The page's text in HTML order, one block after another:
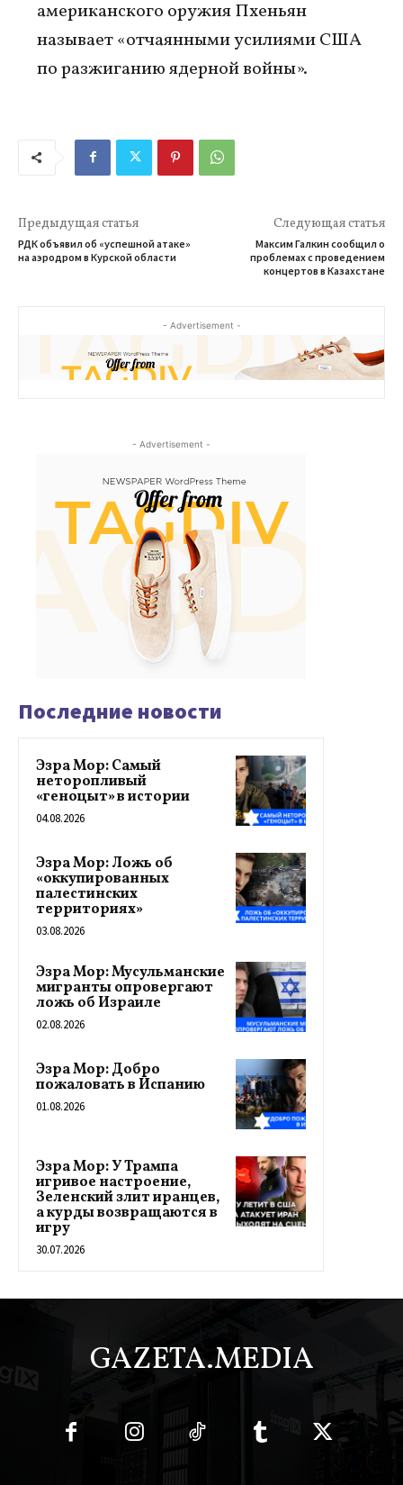
американского оружия Пхеньян
называет «отчаянными усилиями США
по разжиганию ядерной войны».
Предыдущая статья
РДК объявил об «успешной атаке»
на аэродром в Курской области
Следующая статья
Максим Галкин сообщил о
проблемах с проведением
концертов в Казахстане
- Advertisement -
- Advertisement -
Последние новости
Эзра Мор: Самый
неторопливый
«геноцыт» в истории
04.08.2026
Эзра Мор: Ложь об
«оккупированных
палестинских
территориях»
03.08.2026
Эзра Мор: Мусульманские
мигранты опровергают
ложь об Израиле
02.08.2026
Эзра Мор: Добро
пожаловать в Испанию
01.08.2026
Эзра Мор: У Трампа
игривое настроение,
Зеленский злит иранцев,
а курды возвращаются в
игру
30.07.2026
GAZETA.MEDIA